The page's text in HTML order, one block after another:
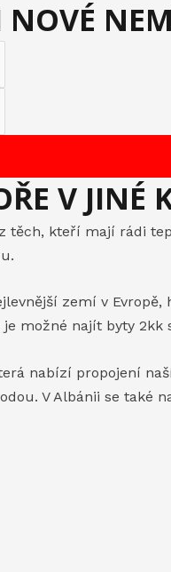
NOVÉ
V JINÉ
těch, kteří mají rádi
zemí v
možné najít byty 2kk
nabízí propojení
V Albánii se také